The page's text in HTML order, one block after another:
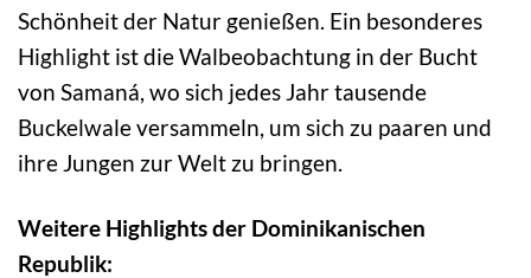
Schönheit der Natur genießen. Ein besonderes
Highlight ist die Walbeobachtung in der Bucht
von Samaná, wo sich jedes Jahr tausende
Buckelwale versammeln, um sich zu paaren und
ihre Jungen zur Welt zu bringen.
Weitere Highlights der Dominikanischen
Republik: